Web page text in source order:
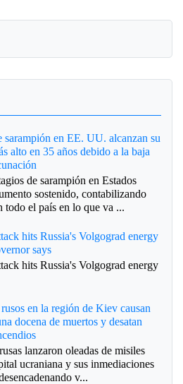
sarampión en EE. UU. alcanzan su
alto en 35 años debido a la baja
de sarampión en Estados
sostenido, contabilizando
todo el país en lo que va ...
hits Russia's Volgograd energy
says
hits Russia's Volgograd energy
en la región de Kiev causan
docena de muertos y desatan
lanzaron oleadas de misiles
ucraniana y sus inmediaciones
v...